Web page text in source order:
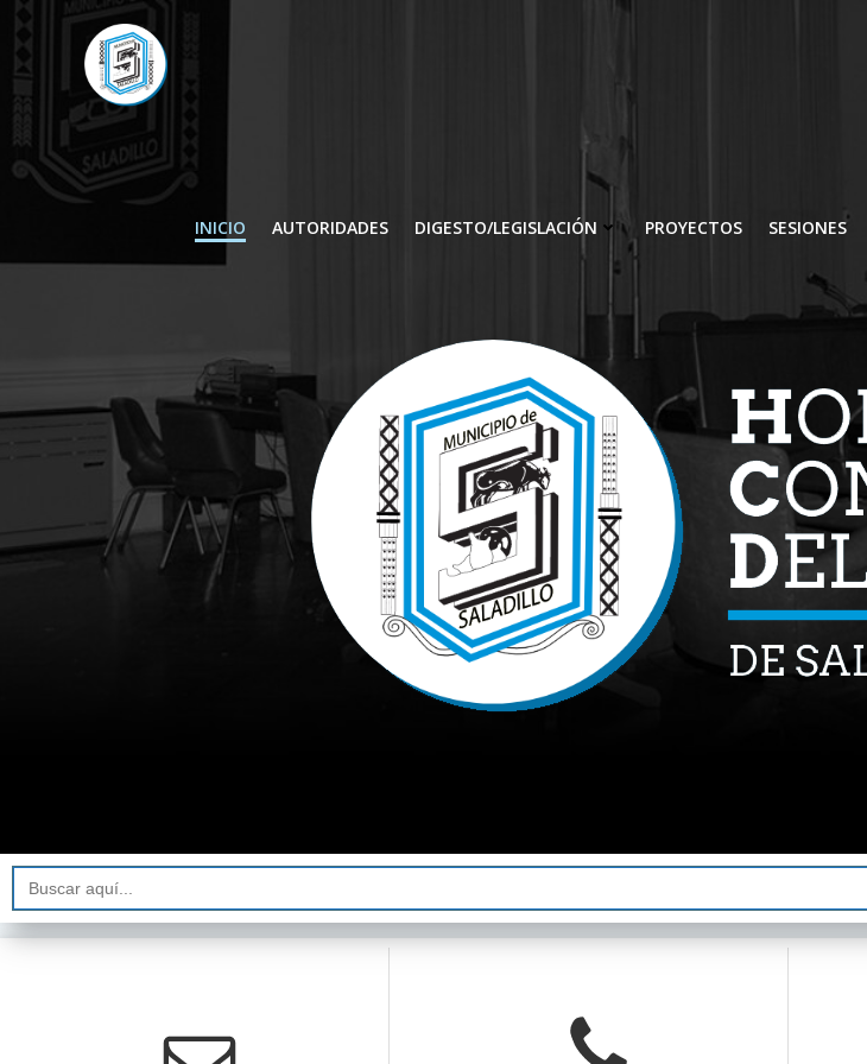
INICIO AUTORIDADES DIGESTO/LEGISLACIÓN PROYECTOS SESIONES
Buscar: